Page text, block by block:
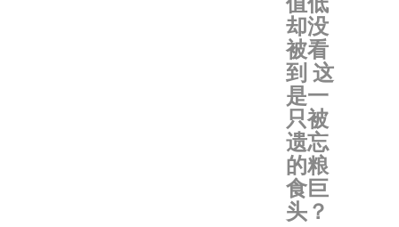
却没
被看
到 这
是一
只被
遗忘
的粮
食巨
头？